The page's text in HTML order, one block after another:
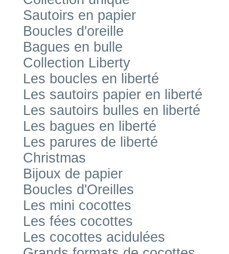
Sautoirs en papier
Boucles d'oreille
Bagues en bulle
Collection Liberty
Les boucles en liberté
Les sautoirs papier en liberté
Les sautoirs bulles en liberté
Les bagues en liberté
Les parures de liberté
Christmas
Bijoux de papier
Boucles d'Oreilles
Les mini cocottes
Les fées cocottes
Les cocottes acidulées